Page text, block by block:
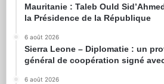
Mauritanie : Taleb Ould
la Présidence de la République
6 août 2026
Sierra Leone – Diplomatie : un
général de coopération signé
6 août 2026